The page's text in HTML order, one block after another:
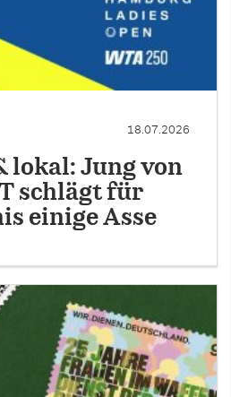
18.07.2026
lokal: Jung von
schlägt für
einige Asse